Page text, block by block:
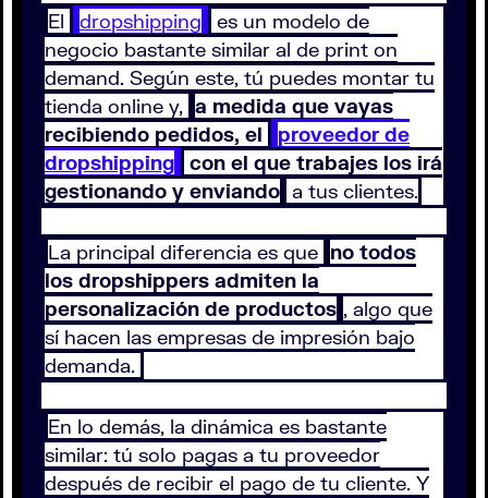
El dropshipping
es un modelo de
negocio bastante similar al de print on
demand. Según este, tú puedes montar tu
tienda online y, a medida que vayas
recibiendo pedidos, el
proveedor de
dropshipping
con el que trabajes los irá
gestionando y enviando a tus clientes.
La principal diferencia es que no todos
los dropshippers admiten la
personalización de productos , algo que
sí hacen las empresas de impresión bajo
demanda.
En lo demás, la dinámica es bastante
similar: tú solo pagas a tu proveedor
después de recibir el pago de tu cliente. Y